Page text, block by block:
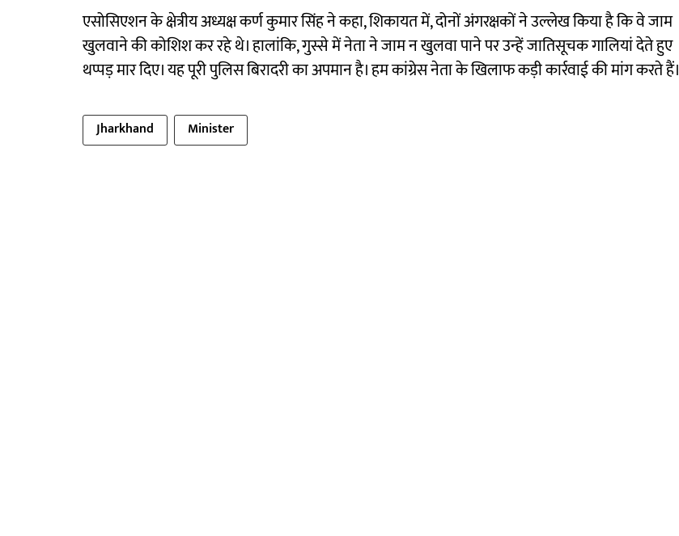
एसोसिएशन के क्षेत्रीय अध्यक्ष कर्ण कुमार सिंह ने कहा, शिकायत में, दोनों अंगरक्षकों ने उल्लेख किया है कि वे जाम
खुलवाने की कोशिश कर रहे थे। हालांकि, गुस्से में नेता ने जाम न खुलवा पाने पर उन्हें जातिसूचक गालियां देते हुए
थप्पड़ मार दिए। यह पूरी पुलिस बिरादरी का अपमान है। हम कांग्रेस नेता के खिलाफ कड़ी कार्रवाई की मांग करते हैं।
Jharkhand Minister